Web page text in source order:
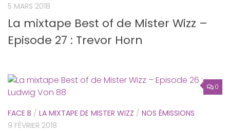
5 MARS 2018
La mixtape Best of de Mister Wizz –
Episode 27 : Trevor Horn
0
FACE B / LA MIXTAPE DE MISTER WIZZ / NOS ÉMISSIONS
9 FÉVRIER 2018